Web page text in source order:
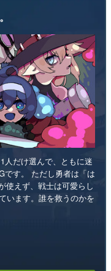
人だけ選んで、ともに迷
です。 ただし勇者は「は
使えず、戦士は可愛らし
います。誰を救うのかを